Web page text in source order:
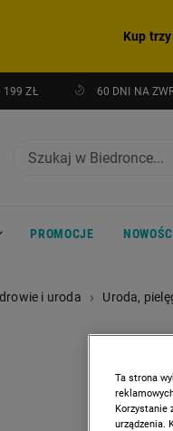
Kup
199 ZŁ 60 DNI NA
PROMOCJE
i uroda Uroda,
Ta strona
Korzystanie
urządzenia.